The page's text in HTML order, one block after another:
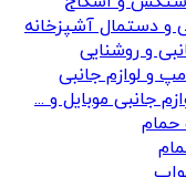
و دستمال آشپزخانه
و روشنایی
و لوازم جانبی
جانبی موبایل و ...
حمام